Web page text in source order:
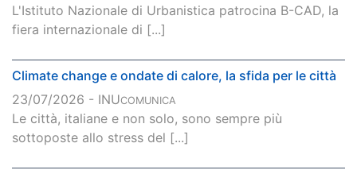
L'Istituto Nazionale di Urbanistica patrocina B-CAD, la
fiera internazionale di [...]
Climate change e ondate di calore, la sfida per le città
23/07/2026 - INUCOMUNICA
Le città, italiane e non solo, sono sempre più
sottoposte allo stress del [...]